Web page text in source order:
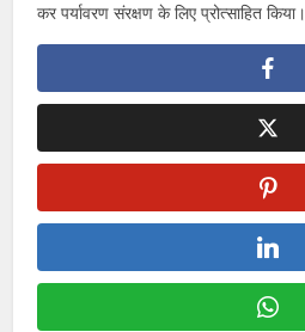
कर पर्यावरण संरक्षण के लिए प्रोत्साहित किया।